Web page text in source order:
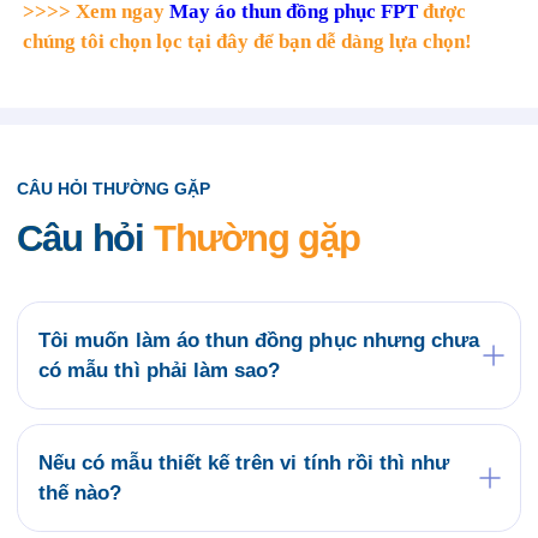
>>>> Xem ngayMay áo thun đồng phục FPT được
chúng tôi chọn lọc tại đây để bạn dễ dàng lựa chọn!
CÂU HỎI THƯỜNG GẶP
Câu hỏi Thường gặp
Tôi muốn làm áo thun đồng phục nhưng chưa
có mẫu thì phải làm sao?
phục có sẵn tại website saigonuniform.com hoặc
đến trực tiếp văn phòng Saigon Uniform tại địa chỉ
21/6 Lê Thị Hà, Thới Tam Thôn, Hóc Môn để lựa
Nếu có mẫu thiết kế trên vi tính rồi thì như
thế nào?